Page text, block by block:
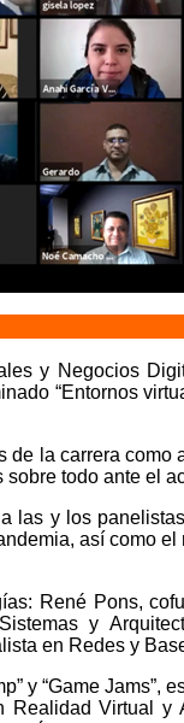
y Negocios
“Entornos
la carrera
todo ante el
las y los
así como
René Pons,
y
en Redes y
y “Game Jams”,
Virtual y